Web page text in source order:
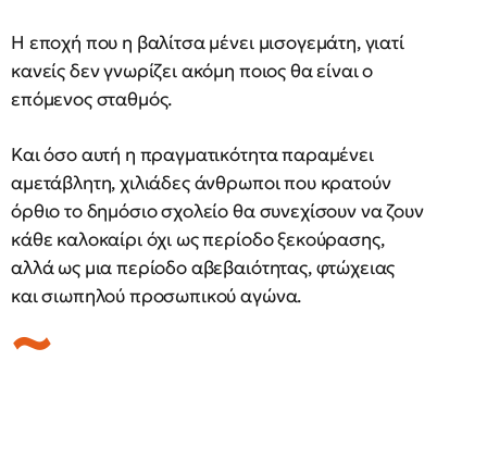
Η εποχή που η βαλίτσα μένει μισογεμάτη, γιατί
κανείς δεν γνωρίζει ακόμη ποιος θα είναι ο
επόμενος σταθμός.
Και όσο αυτή η πραγματικότητα παραμένει
αμετάβλητη, χιλιάδες άνθρωποι που κρατούν
όρθιο το δημόσιο σχολείο θα συνεχίσουν να ζουν
κάθε καλοκαίρι όχι ως περίοδο ξεκούρασης,
αλλά ως μια περίοδο αβεβαιότητας, φτώχειας
και σιωπηλού προσωπικού αγώνα.